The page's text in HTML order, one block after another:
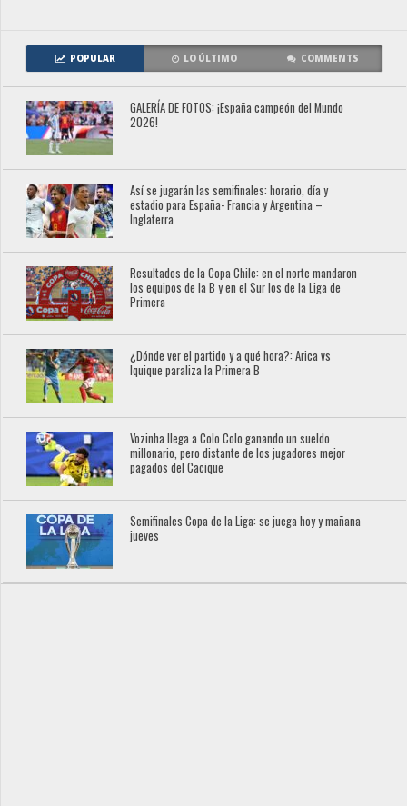
POPULAR LO ÚLTIMO COMMENTS
GALERÍA DE FOTOS: ¡España campeón del Mundo
2026!
Así se jugarán las semifinales: horario, día y
estadio para España- Francia y Argentina –
Inglaterra
Resultados de la Copa Chile: en el norte mandaron
los equipos de la B y en el Sur los de la Liga de
Primera
¿Dónde ver el partido y a qué hora?: Arica vs
Iquique paraliza la Primera B
Vozinha llega a Colo Colo ganando un sueldo
millonario, pero distante de los jugadores mejor
pagados del Cacique
Semifinales Copa de la Liga: se juega hoy y mañana
jueves